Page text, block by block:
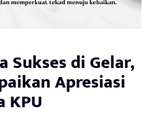
Sukses di Gelar,
Apresiasi
KPU